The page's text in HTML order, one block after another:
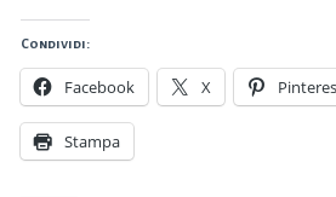
Condividi:
Facebook X
Stampa